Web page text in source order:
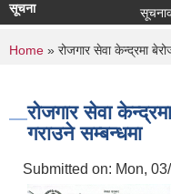
सूचना सूचनाको
You are here
Home » रोजगार सेवा केन्द्रमा
रोजगार सेवा
गराउने सम्बन्धमा
Submitted on: Mon,